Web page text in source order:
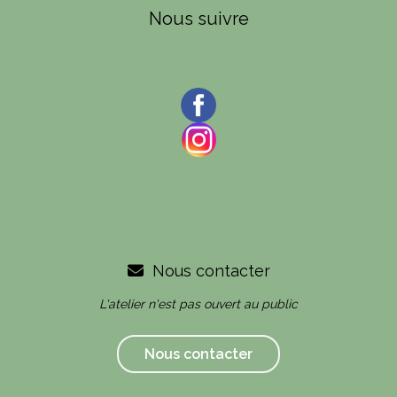
Nous suivre
Nous contacter
L'atelier n'est pas ouvert au public
Nous contacter